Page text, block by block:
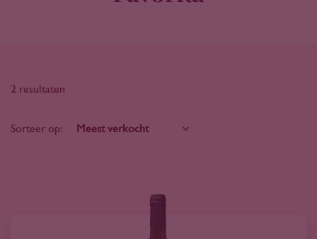
2 resultaten
Sorteer op: